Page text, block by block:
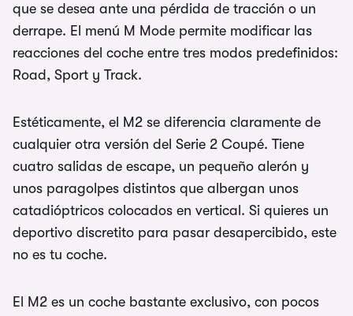
que se desea ante una pérdida de tracción o un
derrape. El menú M Mode permite modificar las
reacciones del coche entre tres modos predefinidos:
Road, Sport y Track.
Estéticamente, el M2 se diferencia claramente de
cualquier otra versión del Serie 2 Coupé. Tiene
cuatro salidas de escape, un pequeño alerón y
unos paragolpes distintos que albergan unos
catadióptricos colocados en vertical. Si quieres un
deportivo discretito para pasar desapercibido, este
no es tu coche.
El M2 es un coche bastante exclusivo, con pocos